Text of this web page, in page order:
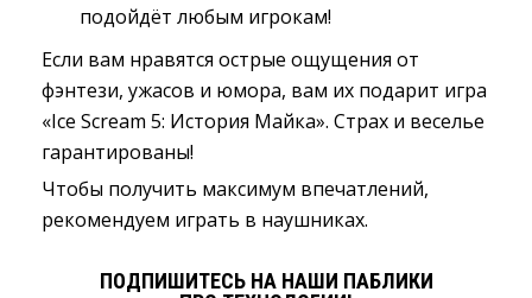
подойдёт любым игрокам!
Если вам нравятся острые ощущения от
фэнтези, ужасов и юмора, вам их подарит игра
«Ice Scream 5: История Майка». Страх и веселье
гарантированы!
Чтобы получить максимум впечатлений,
рекомендуем играть в наушниках.
ПОДПИШИТЕСЬ НА НАШИ ПАБЛИКИ